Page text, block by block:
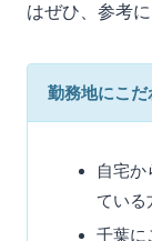
はぜひ、参考
勤務地にこ
自宅か
ている
千葉に